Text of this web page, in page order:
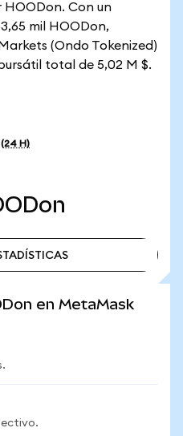
HOODon. Con un
mil HOODon,
(Ondo Tokenized)
total de 5,02 M $.
(24 H)
en MetaMask